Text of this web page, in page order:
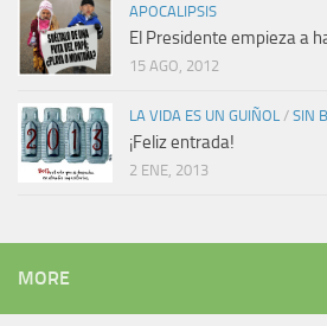
APOCALIPSIS
El Presidente empieza a
15 AGO, 2012
LA VIDA ES UN GUIÑOL / SIN
¡Feliz entrada!
2 ENE, 2013
MORE